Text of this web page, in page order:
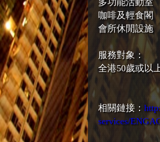
多功能活動室
咖啡及輕食閣
會所休閒設施
服務對象：
全港50歲或以
相關鏈接：
services/